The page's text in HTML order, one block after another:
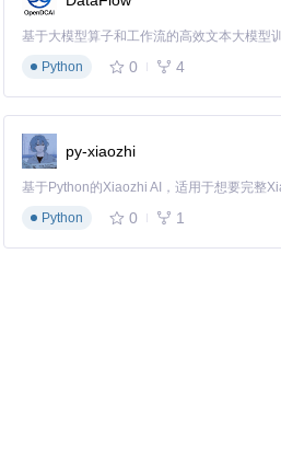
基于大模型算子和工作流的高效文本大模型
Python
0 4
py-xiaozhi
Python
0 1